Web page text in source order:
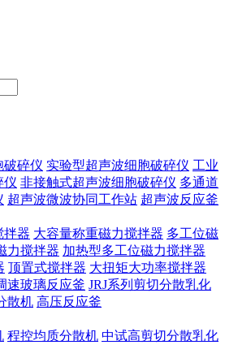
破碎仪 实验型超声波细胞破碎仪 工业
仪 非接触式超声波细胞破碎仪 多通道
超声波微波协同工作站 超声波反应釜
拌器 大容量称重磁力搅拌器 多工位磁
力搅拌器 加热型多工位磁力搅拌器
顶置式搅拌器 大扭矩大功率搅拌器
速玻璃反应釜 JRJ系列剪切分散乳化
散机 高压反应釜
程控均质分散机 中试高剪切分散乳化